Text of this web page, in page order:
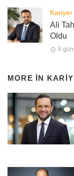
Kariyer
Ali
Oldu
6
MORE IN